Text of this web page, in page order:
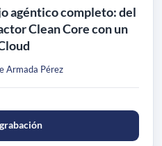
agéntico completo: del
Clean Core con un
Armada Pérez